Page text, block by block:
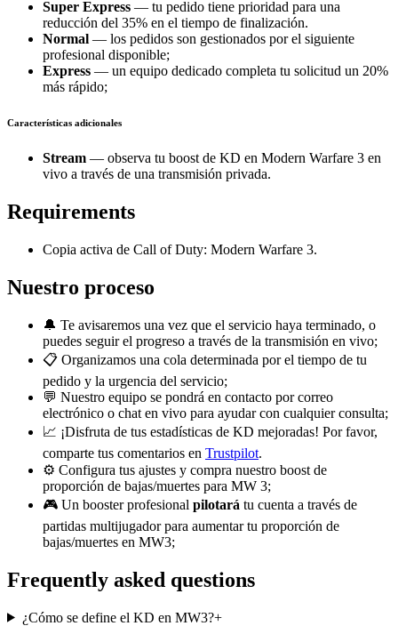
Super Express — tu pedido tiene prioridad para una
reducción del 35% en el tiempo de finalización.
Normal — los pedidos son gestionados por el siguiente
profesional disponible;
Express — un equipo dedicado completa tu solicitud un 20%
más rápido;
Características adicionales
Stream — observa tu boost de KD en Modern Warfare 3 en
vivo a través de una transmisión privada.
Requirements
Copia activa de Call of Duty: Modern Warfare 3.
Nuestro proceso
🔔 Te avisaremos una vez que el servicio haya terminado, o
puedes seguir el progreso a través de la transmisión en vivo;
📋 Organizamos una cola determinada por el tiempo de tu
pedido y la urgencia del servicio;
💬 Nuestro equipo se pondrá en contacto por correo
electrónico o chat en vivo para ayudar con cualquier consulta;
📈 ¡Disfruta de tus estadísticas de KD mejoradas! Por favor,
comparte tus comentarios en Trustpilot.
⚙️ Configura tus ajustes y compra nuestro boost de
proporción de bajas/muertes para MW 3;
🎮 Un booster profesional pilotará tu cuenta a través de
partidas multijugador para aumentar tu proporción de
bajas/muertes en MW3;
Frequently asked questions
¿Cómo se define el KD en MW3?+